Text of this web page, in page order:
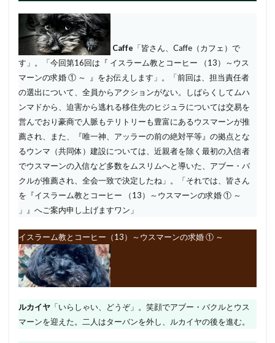
Caffe 「皆さん、Caffe（カフェ）で
す」。「今回第16回は『 イスラーム教とコーヒー （13）～ウス
マーンの求婚 ① ～ 』をお伝えします」。「前回は、担当責任者
の選出について、全員からアクションがない。しばらくしてムハ
ンマドから、迫害から逃れる移住先のヒジュラについては交易を
営んでおり豪商で人脈もテリトリーも豊富にあるウスマーンが推
薦され、また、『唯一神、アッラーの前の絶対平等』の拠点とな
るウンマ（共同体）建設については、近親者を除く最初の入信者
でウスマーンの入信など多数をムスリムへと導いた、アブー・バ
クルが推薦され、全会一致で決定したね」。「それでは、皆さん
を『イスラーム教とコーヒー （13）～ウスマーンの求婚 ① ～
」』へご案内申し上げますワン」
イスラーム教とコーヒー（13）～ウスマーンの求婚 ① ～
ルカイヤ 「いらしゃい、どうぞ」。笑顔でアブー・バクルとウス
マーンを迎えた。二人はターバンを外し、ルカイヤの後を進む。